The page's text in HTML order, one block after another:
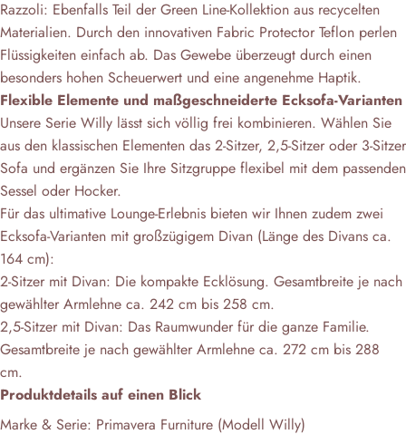
Razzoli: Ebenfalls Teil der Green Line-Kollektion aus recycelten
Materialien. Durch den innovativen Fabric Protector Teflon perlen
Flüssigkeiten einfach ab. Das Gewebe überzeugt durch einen
besonders hohen Scheuerwert und eine angenehme Haptik.
Flexible Elemente und maßgeschneiderte Ecksofa-Varianten
Unsere Serie Willy lässt sich völlig frei kombinieren. Wählen Sie
aus den klassischen Elementen das 2-Sitzer, 2,5-Sitzer oder 3-Sitzer
Sofa und ergänzen Sie Ihre Sitzgruppe flexibel mit dem passenden
Sessel oder Hocker.
Für das ultimative Lounge-Erlebnis bieten wir Ihnen zudem zwei
Ecksofa-Varianten mit großzügigem Divan (Länge des Divans ca.
164 cm):
2-Sitzer mit Divan: Die kompakte Ecklösung. Gesamtbreite je nach
gewählter Armlehne ca. 242 cm bis 258 cm.
2,5-Sitzer mit Divan: Das Raumwunder für die ganze Familie.
Gesamtbreite je nach gewählter Armlehne ca. 272 cm bis 288
cm.
Produktdetails auf einen Blick
Marke & Serie: Primavera Furniture (Modell Willy)